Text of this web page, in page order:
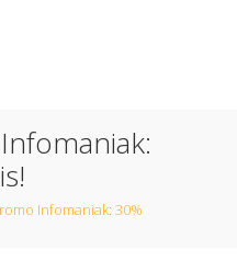
Infomaniak: 30%